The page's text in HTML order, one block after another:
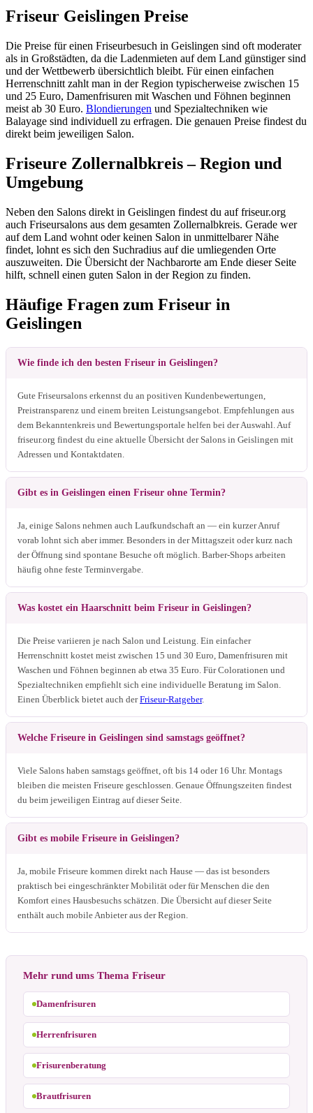
Friseur Geislingen Preise
Die Preise für einen Friseurbesuch in Geislingen sind oft moderater
als in Großstädten, da die Ladenmieten auf dem Land günstiger sind
und der Wettbewerb übersichtlich bleibt. Für einen einfachen
Herrenschnitt zahlt man in der Region typischerweise zwischen 15
und 25 Euro, Damenfrisuren mit Waschen und Föhnen beginnen
meist ab 30 Euro. Blondierungen und Spezialtechniken wie
Balayage sind individuell zu erfragen. Die genauen Preise findest du
direkt beim jeweiligen Salon.
Friseure Zollernalbkreis – Region und
Umgebung
Neben den Salons direkt in Geislingen findest du auf friseur.org
auch Friseursalons aus dem gesamten Zollernalbkreis. Gerade wer
auf dem Land wohnt oder keinen Salon in unmittelbarer Nähe
findet, lohnt es sich den Suchradius auf die umliegenden Orte
auszuweiten. Die Übersicht der Nachbarorte am Ende dieser Seite
hilft, schnell einen guten Salon in der Region zu finden.
Häufige Fragen zum Friseur in
Geislingen
Wie finde ich den besten Friseur in Geislingen?
Gute Friseursalons erkennst du an positiven Kundenbewertungen,
Preistransparenz und einem breiten Leistungsangebot. Empfehlungen aus
dem Bekanntenkreis und Bewertungsportale helfen bei der Auswahl. Auf
friseur.org findest du eine aktuelle Übersicht der Salons in Geislingen mit
Adressen und Kontaktdaten.
Gibt es in Geislingen einen Friseur ohne Termin?
Ja, einige Salons nehmen auch Laufkundschaft an — ein kurzer Anruf
vorab lohnt sich aber immer. Besonders in der Mittagszeit oder kurz nach
der Öffnung sind spontane Besuche oft möglich. Barber-Shops arbeiten
häufig ohne feste Terminvergabe.
Was kostet ein Haarschnitt beim Friseur in Geislingen?
Die Preise variieren je nach Salon und Leistung. Ein einfacher
Herrenschnitt kostet meist zwischen 15 und 30 Euro, Damenfrisuren mit
Waschen und Föhnen beginnen ab etwa 35 Euro. Für Colorationen und
Spezialtechniken empfiehlt sich eine individuelle Beratung im Salon.
Einen Überblick bietet auch derFriseur-Ratgeber.
Welche Friseure in Geislingen sind samstags geöffnet?
Viele Salons haben samstags geöffnet, oft bis 14 oder 16 Uhr. Montags
bleiben die meisten Friseure geschlossen. Genaue Öffnungszeiten findest
du beim jeweiligen Eintrag auf dieser Seite.
Gibt es mobile Friseure in Geislingen?
Ja, mobile Friseure kommen direkt nach Hause — das ist besonders
praktisch bei eingeschränkter Mobilität oder für Menschen die den
Komfort eines Hausbesuchs schätzen. Die Übersicht auf dieser Seite
enthält auch mobile Anbieter aus der Region.
Mehr rund ums Thema Friseur
Damenfrisuren
Herrenfrisuren
Frisurenberatung
Brautfrisuren